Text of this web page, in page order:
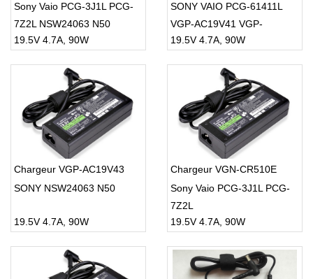
Sony Vaio PCG-3J1L PCG-
7Z2L NSW24063 N50
19.5V 4.7A, 90W
SONY VAIO PCG-61411L
VGP-AC19V41 VGP-
AC19V19 VGP-AC19V10
19.5V 4.7A, 90W
Chargeur VGP-AC19V43
SONY NSW24063 N50
19.5V 4.7A, 90W
Chargeur VGN-CR510E
Sony Vaio PCG-3J1L PCG-
7Z2L
19.5V 4.7A, 90W